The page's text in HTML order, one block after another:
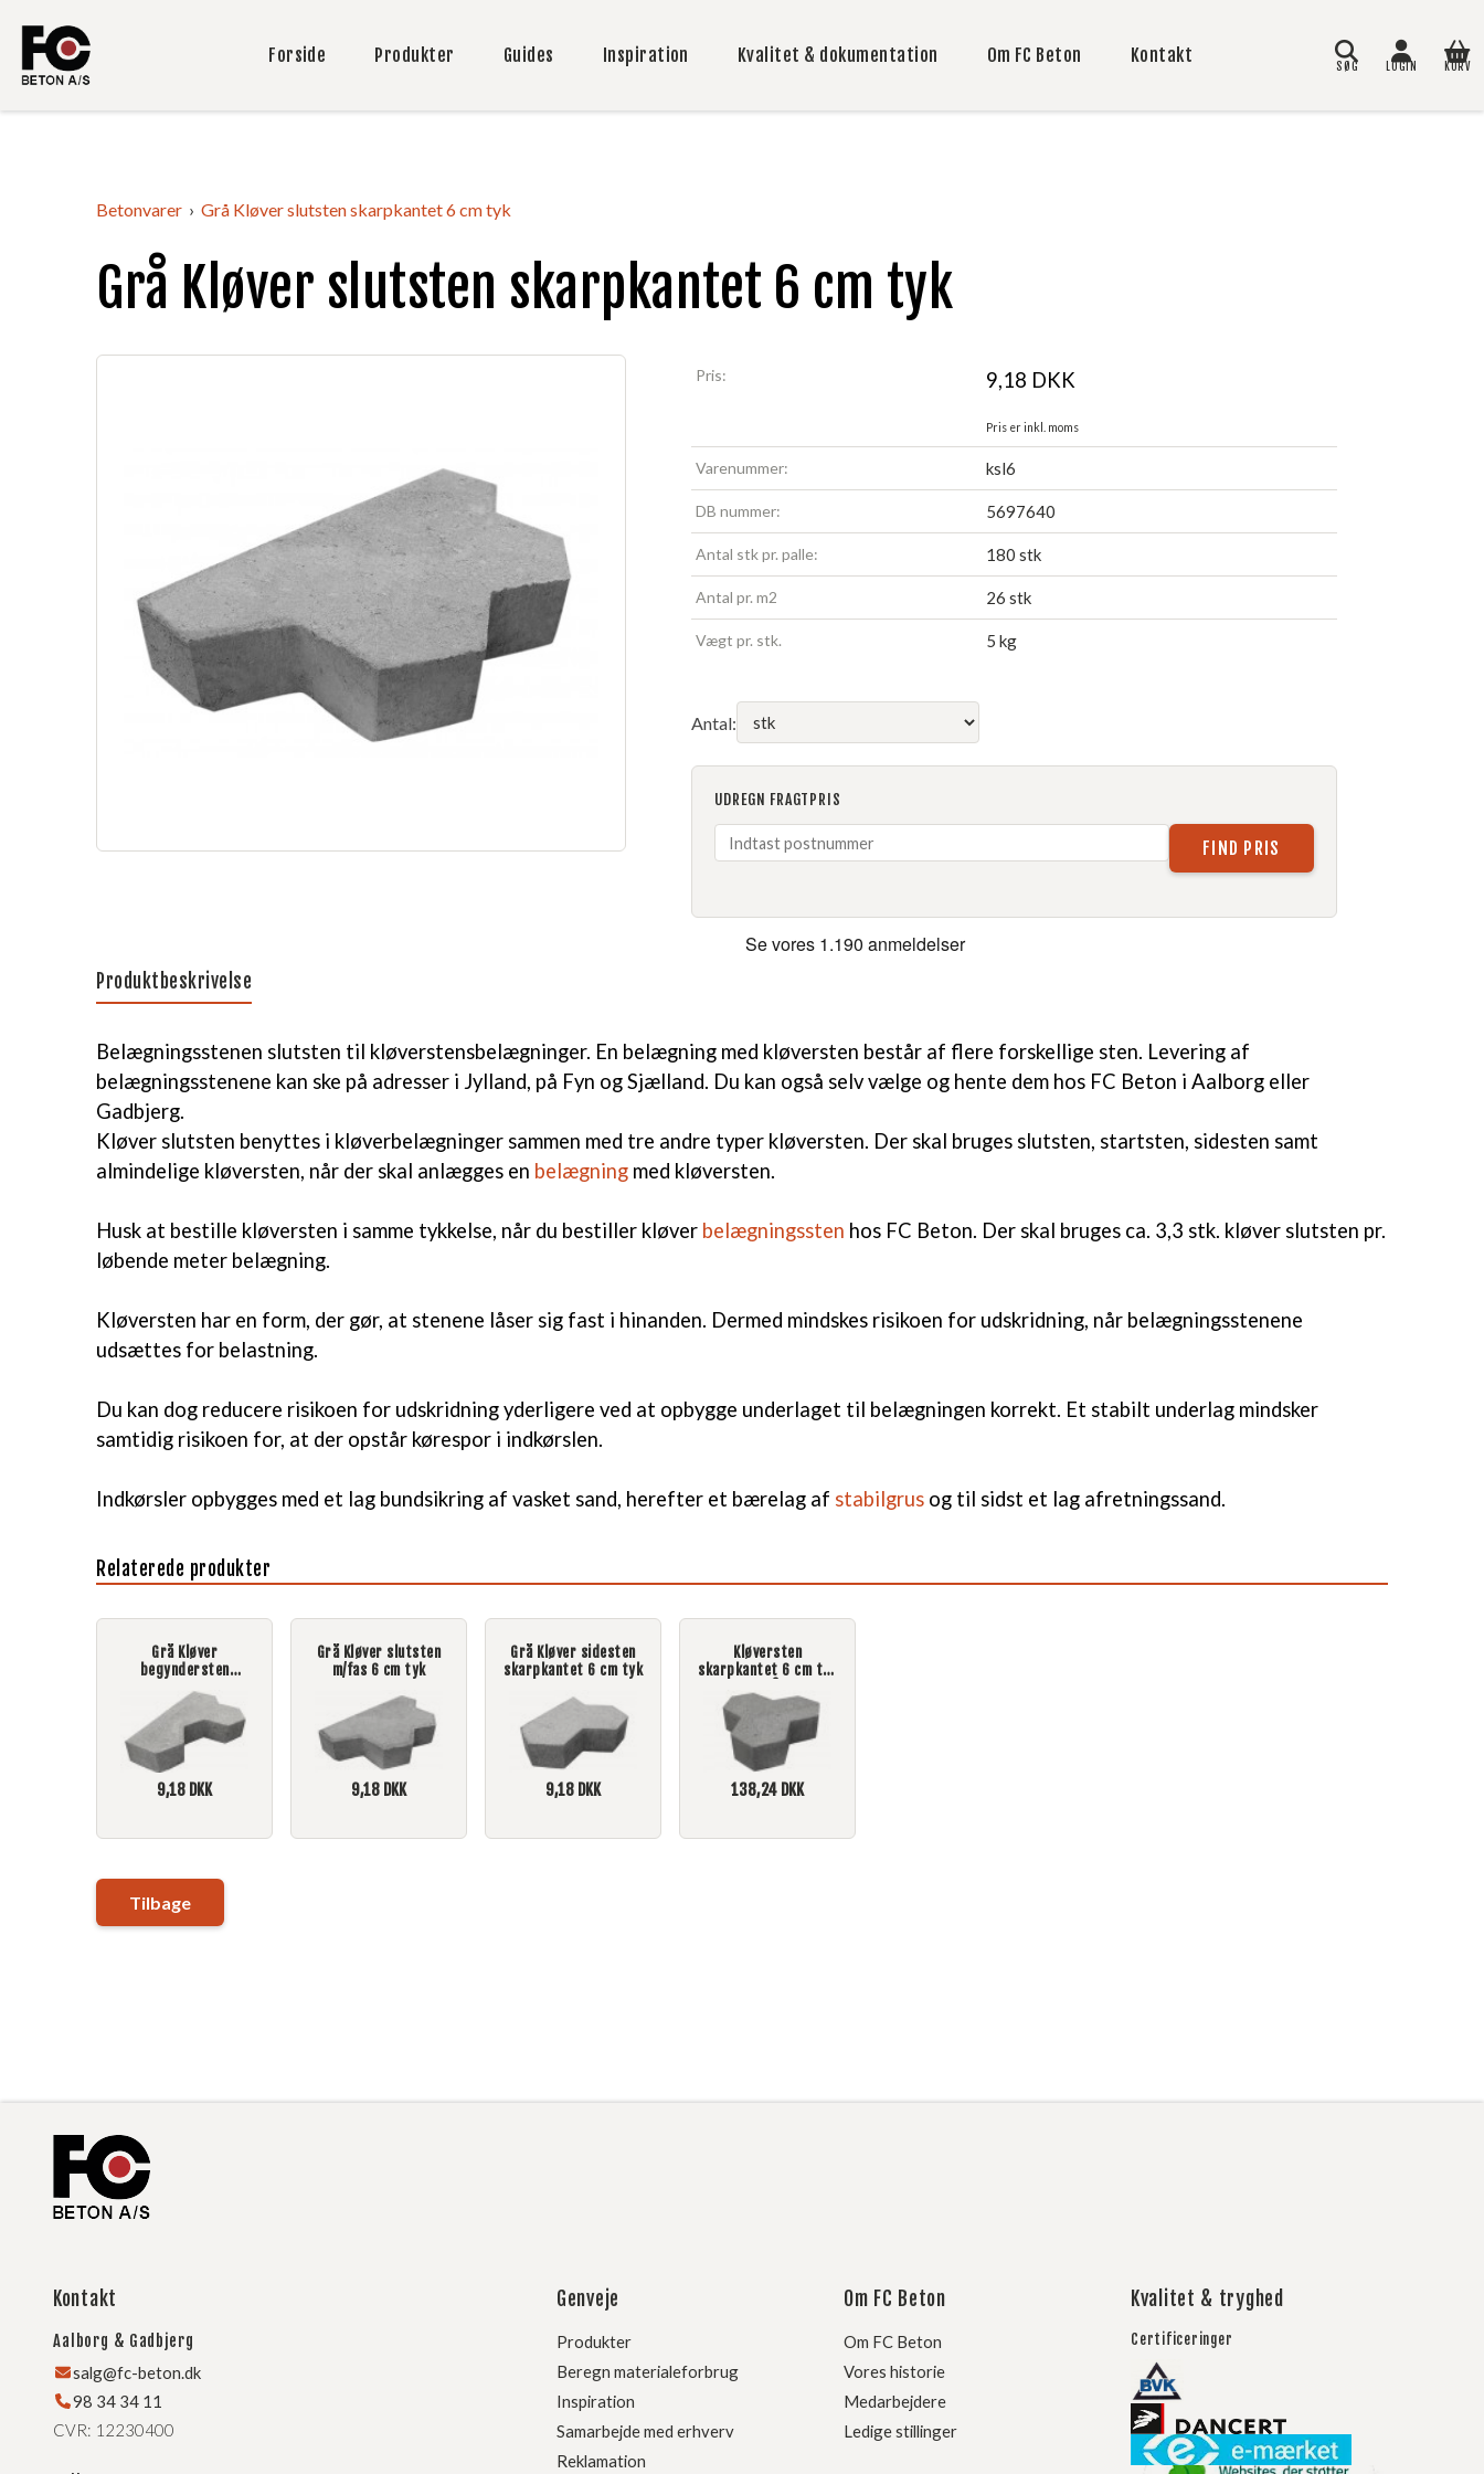
Forside Produkter Guides Inspiration Kvalitet & dokumentation Om FC Beton Kontakt SØG LOGIN KURV
Betonvarer Grå Kløver slutsten skarpkantet 6 cm tyk
Grå Kløver slutsten skarpkantet 6 cm tyk
Pris: 9,18 DKK
Pris er inkl. moms
Varenummer: ksl6
DB nummer: 5697640
Antal stk pr. palle: 180 stk
Antal pr. m2 26 stk
Vægt pr. stk. 5 kg
Antal:
UDREGN FRAGTPRIS
Produktbeskrivelse
Belægningsstenen slutsten til kløverstensbelægninger. En belægning med kløversten består af flere forskellige sten. Levering af
belægningsstenene kan ske på adresser i Jylland, på Fyn og Sjælland. Du kan også selv vælge og hente dem hos FC Beton i Aalborg eller
Gadbjerg.
Kløver slutsten benyttes i kløverbelægninger sammen med tre andre typer kløversten. Der skal bruges slutsten, startsten, sidesten samt
almindelige kløversten, når der skal anlægges en belægning med kløversten.
Husk at bestille kløversten i samme tykkelse, når du bestiller kløver belægningssten hos FC Beton. Der skal bruges ca. 3,3 stk. kløver slutsten pr.
løbende meter belægning.
Kløversten har en form, der gør, at stenene låser sig fast i hinanden. Dermed mindskes risikoen for udskridning, når belægningsstenene
udsættes for belastning.
Du kan dog reducere risikoen for udskridning yderligere ved at opbygge underlaget til belægningen korrekt. Et stabilt underlag mindsker
samtidig risikoen for, at der opstår kørespor i indkørslen.
Indkørsler opbygges med et lag bundsikring af vasket sand, herefter et bærelag af stabilgrus og til sidst et lag afretningssand.
Relaterede produkter
Grå Kløver
begyndersten
skarpkantet 6 cm tyk
9,18 DKK
Grå Kløver slutsten
m/fas 6 cm tyk
9,18 DKK
Grå Kløver sidesten
skarpkantet 6 cm tyk
9,18 DKK
Kløversten
skarpkantet 6 cm tyk
138,24 DKK
Tilbage
Kontakt
Aalborg & Gadbjerg
salg@fc-beton.dk
98 34 34 11
CVR: 12230400
Genveje
Produkter
Beregn materialeforbrug
Inspiration
Samarbejde med erhverv
Reklamation
Om FC Beton
Om FC Beton
Vores historie
Medarbejdere
Ledige stillinger
Kvalitet & tryghed
Certificeringer